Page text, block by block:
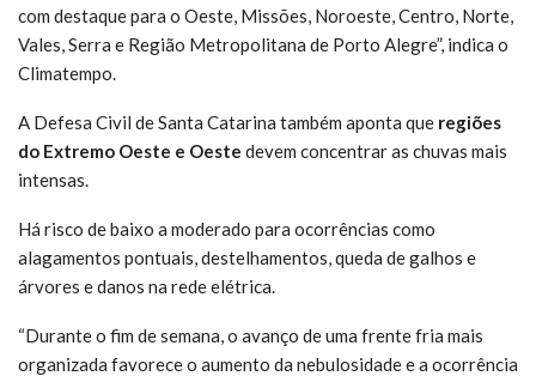
com destaque para o Oeste, Missões, Noroeste, Centro, Norte,
Vales, Serra e Região Metropolitana de Porto Alegre”, indica o
Climatempo.
A Defesa Civil de Santa Catarina também aponta que regiões
do Extremo Oeste e Oeste devem concentrar as chuvas mais
intensas.
Há risco de baixo a moderado para ocorrências como
alagamentos pontuais, destelhamentos, queda de galhos e
árvores e danos na rede elétrica.
“Durante o fim de semana, o avanço de uma frente fria mais
organizada favorece o aumento da nebulosidade e a ocorrência